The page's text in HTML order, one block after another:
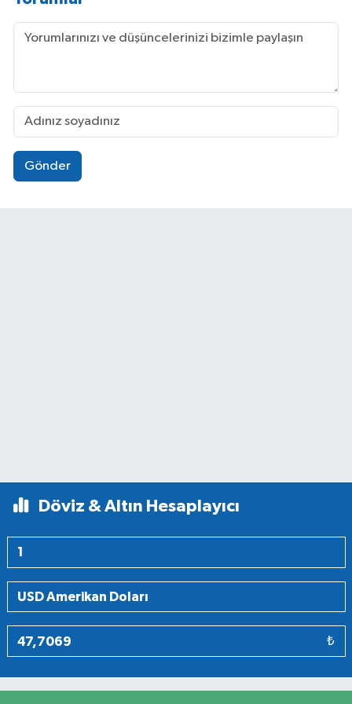
Gönder
Döviz & Altın Hesaplayıcı
₺